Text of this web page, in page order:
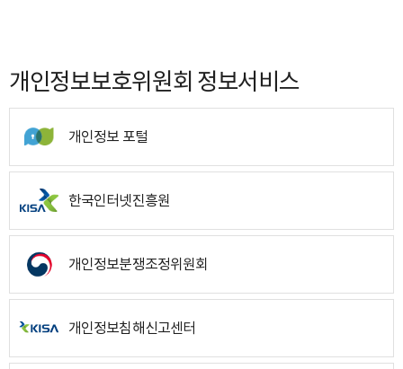
개인정보보호위원회 정보서비스
개인정보 포털
한국인터넷진흥원
개인정보분쟁조정위원회
개인정보침해신고센터